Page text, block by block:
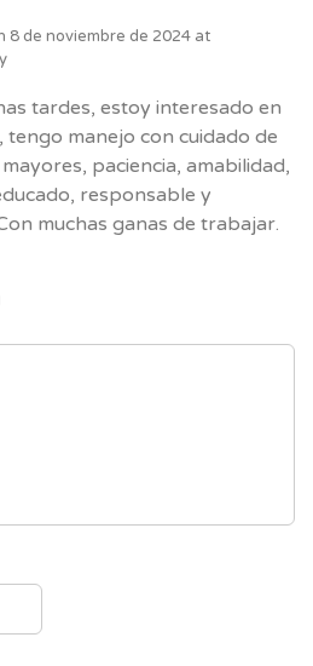
8 de noviembre de 2024 at
tardes, estoy interesado en
tengo manejo con cuidado de
paciencia, amabilidad,
responsable y
muchas ganas de trabajar.